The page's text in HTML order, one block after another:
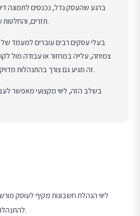
ברגע שהעסק גדל, נכנסים לתמונה
תזרים, והחלטות עם השפעה מיסויית.
בעלי עסקים רבים עוברים למעמד
צמיחה, עלייה במחזור או עבודה מול
זה מגיע גם צורך בהתנהלות מדויקת יותר מול הרשויות.
בשלב הזה, ליווי מקצועי מאפשר
ליווי הנהלת חשבונות מקיף לעוסק
להתנהלות תקינה וצמיחה עסקית.